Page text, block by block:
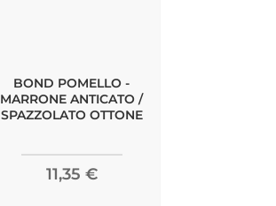
BOND POMELLO -
MARRONE ANTICATO /
SPAZZOLATO OTTONE
11,35 €